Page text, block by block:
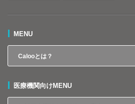
MENU
Calooとは？
医療機関向けMENU